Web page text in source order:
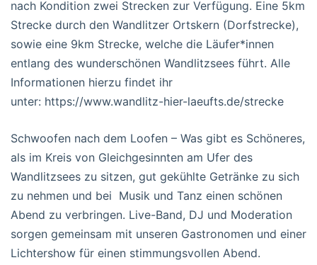
nach Kondition zwei Strecken zur Verfügung. Eine 5km
Strecke durch den Wandlitzer Ortskern (Dorfstrecke),
sowie eine 9km Strecke, welche die Läufer*innen
entlang des wunderschönen Wandlitzsees führt. Alle
Informationen hierzu findet ihr
unter: https://www.wandlitz-hier-laeufts.de/strecke
Schwoofen nach dem Loofen – Was gibt es Schöneres,
als im Kreis von Gleichgesinnten am Ufer des
Wandlitzsees zu sitzen, gut gekühlte Getränke zu sich
zu nehmen und bei Musik und Tanz einen schönen
Abend zu verbringen. Live-Band, DJ und Moderation
sorgen gemeinsam mit unseren Gastronomen und einer
Lichtershow für einen stimmungsvollen Abend.